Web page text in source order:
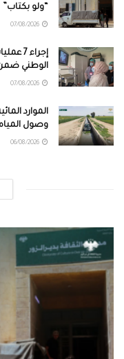
“ولو بكتاب”
الوطني ضمن
الموارد
وصول المياه